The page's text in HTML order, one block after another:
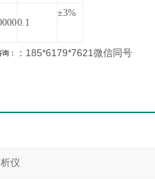
0.1
±3%
： ：185*6179*7621微信同号